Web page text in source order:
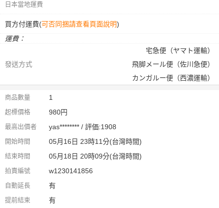
日本當地運費
買方付運費(可否同捆請查看頁面說明)
運費：
發送方式
宅急便（ヤマト運輸）
飛脚メール便（佐川急便）
カンガルー便（西濃運輸）
商品數量 1
起標價格 980円
最高出價者 yas******** / 評価:1908
開始時間 05月16日 23時11分(台灣時間)
結束時間 05月18日 20時09分(台灣時間)
拍賣編號 w1230141856
自動延長 有
提前結束 有